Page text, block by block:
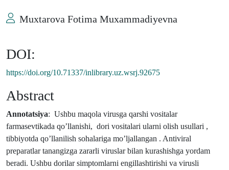
Muxtarova Fotima Muxammadiyevna
DOI:
https://doi.org/10.71337/inlibrary.uz.wsrj.92675
Abstract
Annotatsiya: Ushbu maqola virusga qarshi vositalar
farmasevtikada qo’llanishi, dori vositalari ularni olish usullari ,
tibbiyotda qo’llanilish sohalariga mo’ljallangan . Antiviral
preparatlar tanangizga zararli viruslar bilan kurashishga yordam
beradi. Ushbu dorilar simptomlarni engillashtirishi va virusli